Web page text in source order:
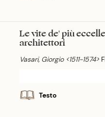
Le vite de' più
architettori
Vasari, Giorgio <1511-1574>
Testo